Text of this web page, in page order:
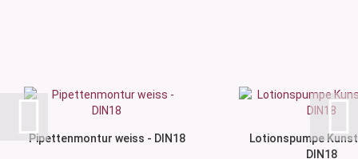
Pipettenmontur weiss - DIN18
Lotionspumpe
DIN18